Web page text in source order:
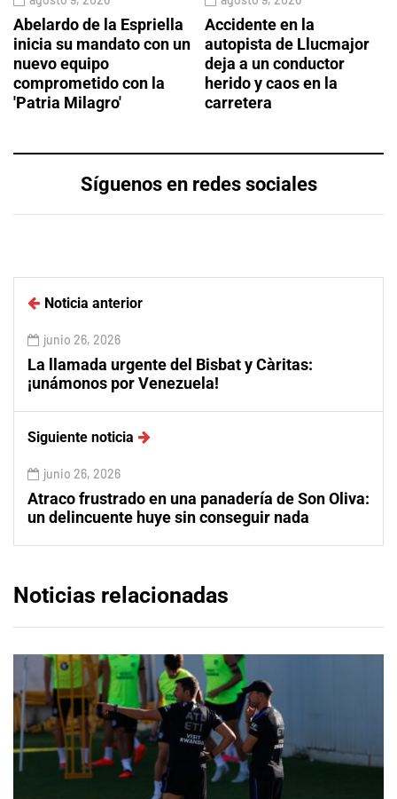
Abelardo de la Espriella
inicia su mandato con un
nuevo equipo
comprometido con la
'Patria Milagro'
Accidente en la
autopista de Llucmajor
deja a un conductor
herido y caos en la
carretera
Síguenos en redes sociales
Noticia anterior
junio 26, 2026
La llamada urgente del Bisbat y Càritas:
¡unámonos por Venezuela!
Siguiente noticia
junio 26, 2026
Atraco frustrado en una panadería de Son Oliva:
un delincuente huye sin conseguir nada
Noticias relacionadas